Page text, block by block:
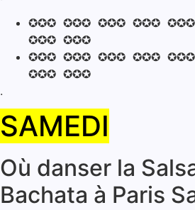
✪✪✪ ✪✪✪ ✪✪✪ ✪✪✪
✪✪✪ ✪✪✪
✪✪✪ ✪✪✪ ✪✪✪ ✪✪✪
✪✪✪ ✪✪✪
.
SAMEDI
Où danser la
Bachata à Paris